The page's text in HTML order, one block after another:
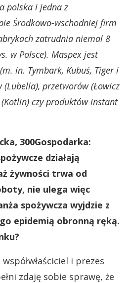
polska i jedna z
Środkowo-wschodniej firm
zatrudnia niemal 8
w Polsce). Maspex jest
in. Tymbark, Kubuś, Tiger i
(Lubella), przetworów (Łowicz
czy produktów instant
300Gospodarka:
działają
żywności trwa od
nie ulega więc
spożywcza wyjdzie z
epidemią obronną ręką.
i prezes
zdaję sobie sprawę, że